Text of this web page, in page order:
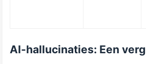
AI-hallucinaties: Een